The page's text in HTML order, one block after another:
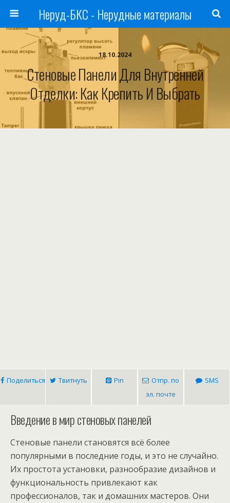
Неруд-БКС - Нерудные материалы
18.10.2024
Стеновые Панели Для Внутренней
Отделки: Как Крепить И Выбрать
Поделиться Твитнуть Pin
Отпр. по
эл. почте
SMS
Введение в мир стеновых панелей
Стеновые панели становятся всё более
популярными в последние годы, и это не случайно.
Их простота установки, разнообразие дизайнов и
функциональность привлекают как
профессионалов, так и домашних мастеров. Они